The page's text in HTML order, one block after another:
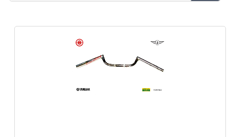
REMDELEN GEBRUIKT